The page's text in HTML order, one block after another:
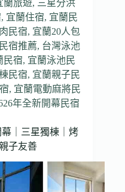
蘭旅遊, 三星分洪
, 宜蘭住宿, 宜蘭民
民宿, 宜蘭20人包
宿推薦, 台灣泳池
民宿, 宜蘭泳池民
民宿, 宜蘭親子民
, 宜蘭電動麻將民
年全新開幕民宿
幕｜三星獨棟｜烤
子友善